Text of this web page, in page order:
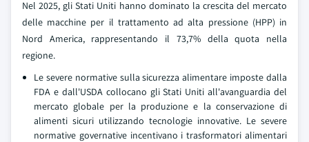
Nel 2025, gli Stati Uniti hanno dominato la crescita del mercato
delle macchine per il trattamento ad alta pressione (HPP) in
Nord America, rappresentando il 73,7% della quota nella
regione.
Le severe normative sulla sicurezza alimentare imposte dalla
FDA e dall'USDA collocano gli Stati Uniti all'avanguardia del
mercato globale per la produzione e la conservazione di
alimenti sicuri utilizzando tecnologie innovative. Le severe
normative governative incentivano i trasformatori alimentari